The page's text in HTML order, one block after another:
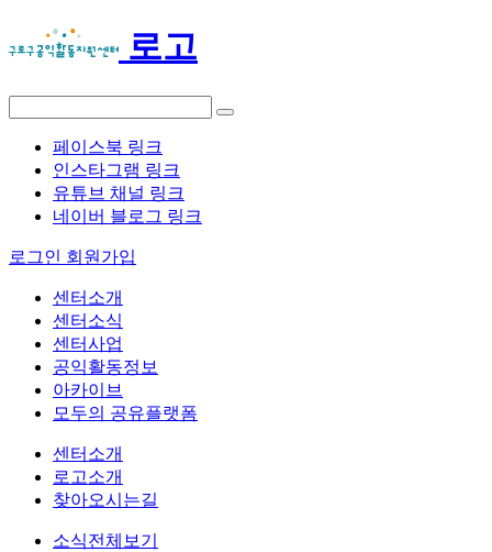
로고
페이스북 링크
인스타그램 링크
유튜브 채널 링크
네이버 블로그 링크
로그인 회원가입
센터소개
센터소식
센터사업
공익활동정보
아카이브
모두의 공유플랫폼
센터소개
로고소개
찾아오시는길
소식전체보기